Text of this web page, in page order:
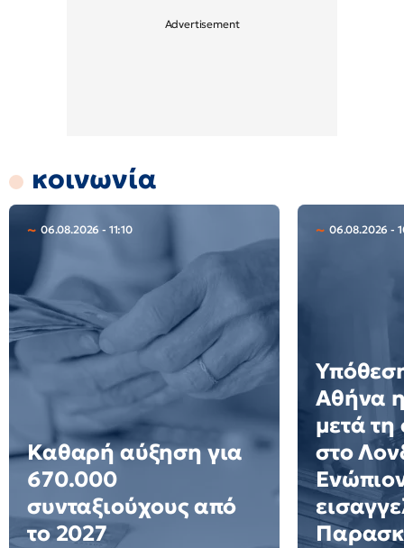
κοινωνία
06.08.2026 - 11:10
Καθαρή αύξηση για
670.000
συνταξιούχους από
το 2027
06.08.2026 -
Αθήνα
μετά
στο